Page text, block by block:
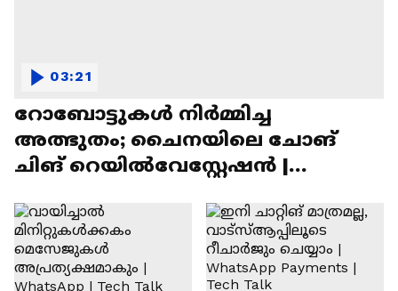
റോബോട്ടുകൾ നിർമ്മിച്ച
അത്ഭുതം; ചൈനയിലെ ചോങ്
ചിങ് റെയിൽവേസ്റ്റേഷൻ |
03:21